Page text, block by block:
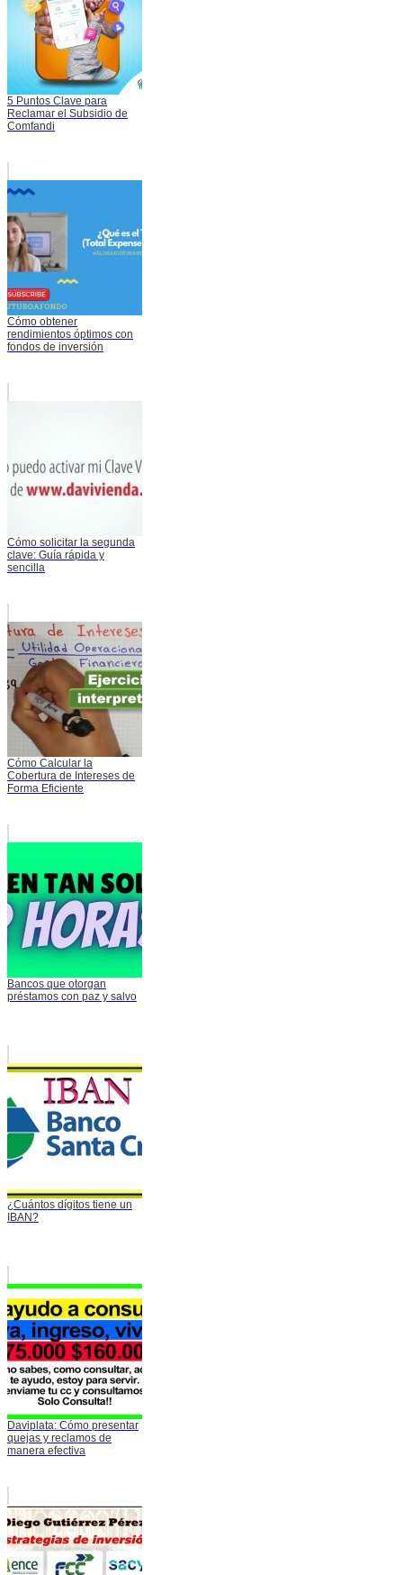
5 Puntos Clave para
Reclamar el Subsidio de
Comfandi
Cómo obtener
rendimientos óptimos con
fondos de inversión
Cómo solicitar la segunda
clave: Guía rápida y
sencilla
Cómo Calcular la
Cobertura de Intereses de
Forma Eficiente
Bancos que otorgan
préstamos con paz y salvo
¿Cuántos dígitos tiene un
IBAN?
Daviplata: Cómo presentar
quejas y reclamos de
manera efectiva